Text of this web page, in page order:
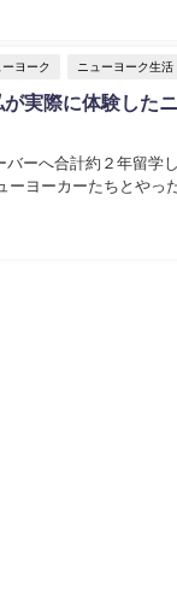
るのか？...
ーヨーク ニューヨーク生活
実際に体験した
ーへ合計約２年留学
ーヨーカーたちとやっ